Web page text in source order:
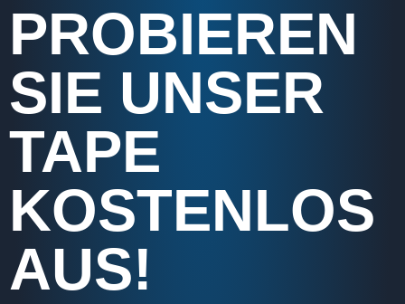
PROBIEREN
SIE UNSER
TAPE
KOSTENLOS
AUS!